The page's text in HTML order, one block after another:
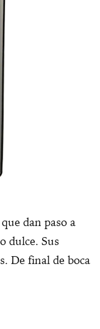
dan paso a
dulce. Sus
De final de boca